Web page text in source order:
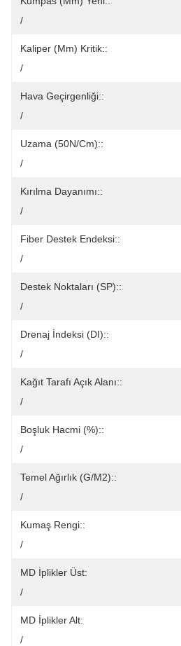
/
Kaliper (mm) Kritik::
/
Hava Geçirgenliği::
/
Uzama (50N/cm)::
/
Kırılma Dayanımı::
/
Fiber Destek Endeksi::
/
Destek Noktaları (SP)::
/
Drenaj İndeksi (DI)::
/
Kağıt Tarafı Açık Alanı::
/
Boşluk Hacmi (%)::
/
Temel Ağırlık (g/m2)::
/
Kumaş Rengi::
/
MD İplikler Üst:
/
MD İplikler Alt:
/